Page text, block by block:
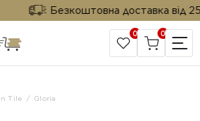
Безкоштовна доставка від 25
САЙТ КОМПАНІЇ
0 0
Tile Gloria